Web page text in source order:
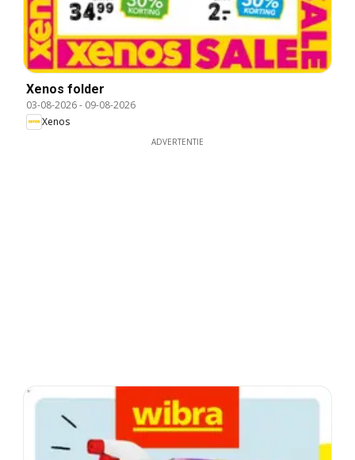
Xenos folder
03-08-2026- 09-08-2026
Xenos
ADVERTENTIE